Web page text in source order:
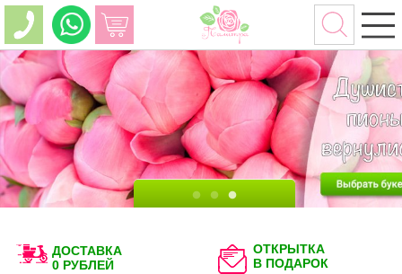
ДОСТАВКА
0 РУБЛЕЙ
ОТКРЫТКА
В ПОДАРОК